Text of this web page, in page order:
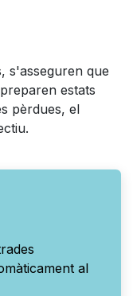
s'asseguren que
estats
pèrdues, el
al